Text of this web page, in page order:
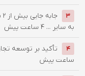
3
به سایر ... 4 ساعت پیش
4 تأکید بر توسعه
ساعت پیش